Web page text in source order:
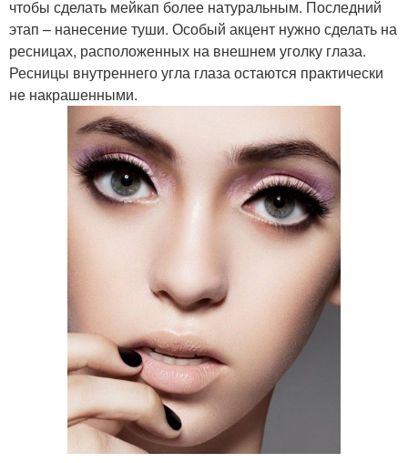
чтобы сделать мейкап более натуральным. Последний
этап – нанесение туши. Особый акцент нужно сделать на
ресницах, расположенных на внешнем уголку глаза.
Ресницы внутреннего угла глаза остаются практически
не накрашенными.